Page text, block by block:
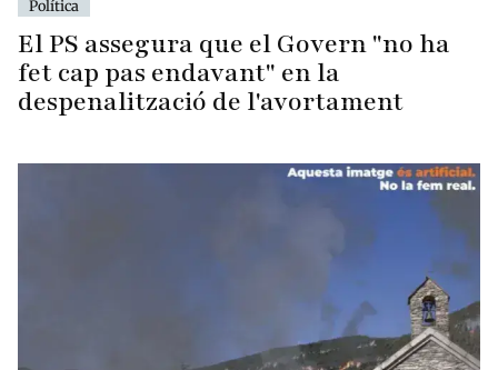
Política
El PS assegura que el Govern "no ha
fet cap pas endavant" en la
despenalització de l'avortament